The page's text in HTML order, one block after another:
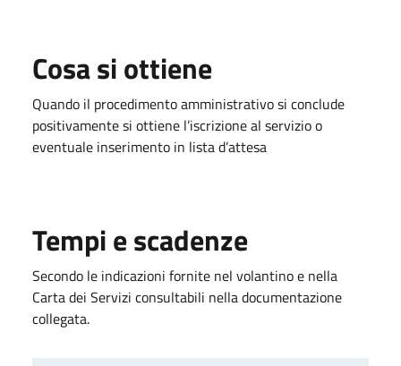
Cosa si ottiene
Quando il procedimento amministrativo si conclude
positivamente si ottiene l’iscrizione al servizio o
eventuale inserimento in lista d’attesa
Tempi e scadenze
Secondo le indicazioni fornite nel volantino e nella
Carta dei Servizi consultabili nella documentazione
collegata.